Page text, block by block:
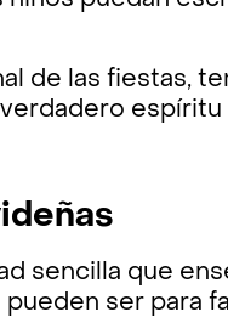
de las fiestas,
espíritu
sencilla que
ser para